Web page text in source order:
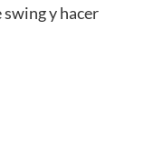
y hacer